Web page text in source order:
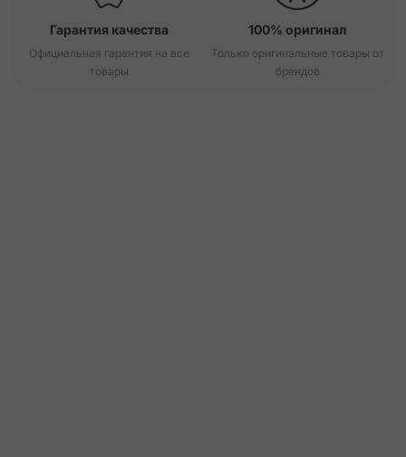
Гарантия качества
Официальная гарантия на все
товары
100% оригинал
Только оригинальные товары от
брендов